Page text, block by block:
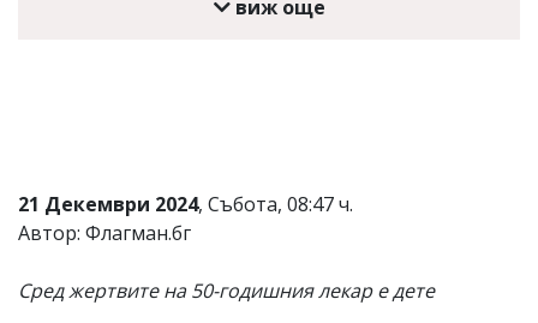
виж още
21 Декември 2024, Събота, 08:47 ч.
Автор: Флагман.бг
Сред жертвите на 50-годишния лекар е дете